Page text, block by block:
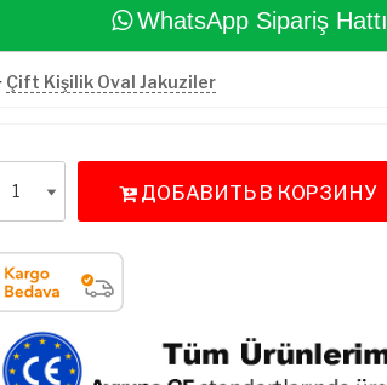
WhatsApp Sipariş Hattı
Çift Kişilik Oval Jakuziler
ДОБАВИТЬ В КОРЗИНУ